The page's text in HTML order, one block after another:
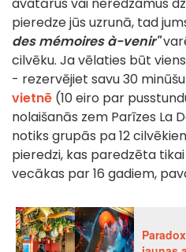
avatārus vai neredzamus
pieredze jūs uzrunā, tad
des mémoires à-venir"
cilvēku. Ja vēlaties būt
- rezervējiet savu 30
vietnē (10 eiro par
nolaišanās zem Parīzes La
notiks grupās pa 12
pieredzi, kas paredzēta
vecākas par 16 gadiem,